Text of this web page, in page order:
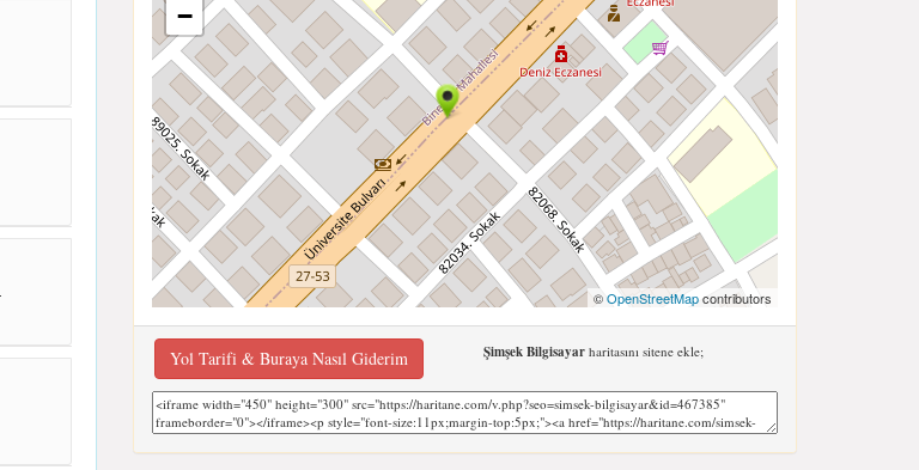
−
©OpenStreetMapcontributors
Yol Tarifi & Buraya Nasıl Giderim Şimşek Bilgisayarharitasını sitene ekle;